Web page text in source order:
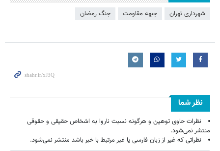
شهرداری تهران جبهه مقاومت جنگ رمضان
نظر شما
نظرات حاوی توهین و هرگونه نسبت ناروا به اشخاص حقیقی و حقوقی
منتشر نمی‌شود.
نظراتی که غیر از زبان فارسی یا غیر مرتبط با خبر باشد منتشر نمی‌شود.